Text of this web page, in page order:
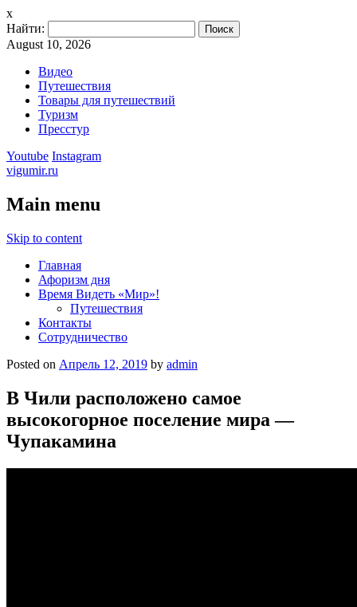
x
Найти:
August 10, 2026
Видео
Путешествия
Товары для путешествий
Туризм
Пресстур
Youtube Instagram
vigumir.ru
Main menu
Skip to content
Главная
Афоризм дня
Время Видеть «Мир»!
Путешествия
Контакты
Сотрудничество
Posted on Апрель 12, 2019 by admin
В Чили расположено самое
высокогорное поселение мира —
Чупакамина